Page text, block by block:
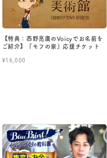
【特典：西野亮廣のVoicyでお名前を
ご紹介】『モフの家』応援チケット
¥16,000